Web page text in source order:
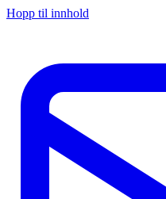
Hopp til innhold